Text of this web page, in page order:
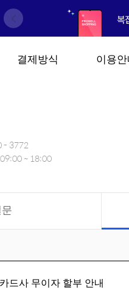
결제방식 이용안
- 3772
~ 18:00
드사 무이자 할부 안내